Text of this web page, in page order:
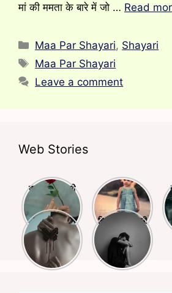
मां की ममता के बारे में जो … Read
Categories
Maa Par Shayari, Shayari
Tags
Maa Par Shayari
Leave a comment
Web Stories
क्या आपने किसी
से प्यार किया है?
अगर हाँ तो ये
शायरियाँ आपके
लिए हैं
बचपन और
स्कूली life पर
लिखी बेहतरीन
शायरियां
Busy Life
Shayari
दिल को छूने वाली
शायरियां